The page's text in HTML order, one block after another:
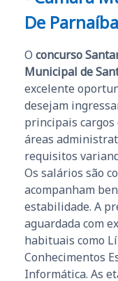
De Parnaíba
O concurso
Municipal de
excelente
desejam
principais
áreas
requisitos
Os salários são
acompanham
estabilidade. A
aguardada com
habituais como
Conhecimentos
Informática. As